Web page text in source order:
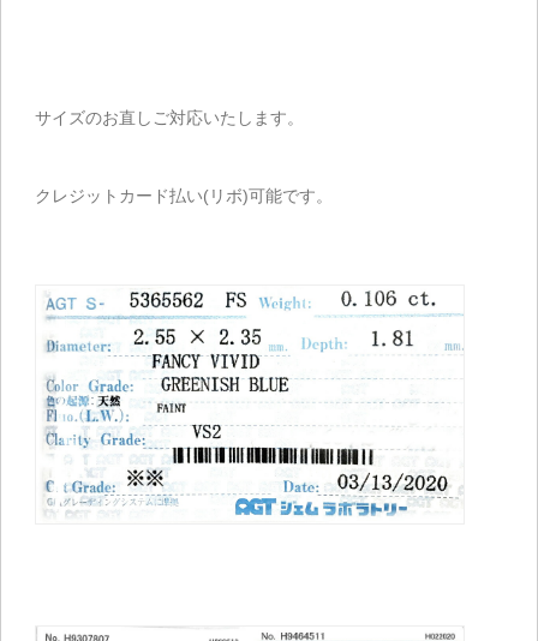
サイズのお直しご対応いたします。
クレジットカード払い(リボ)可能です。